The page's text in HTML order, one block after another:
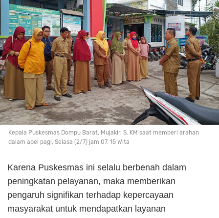
Kepala Puskesmas Dompu Barat, Mujakir, S. KM saat memberi arahan
dalam apel pagi, Selasa (2/7) jam 07. 15 Wita
Karena Puskesmas ini selalu berbenah dalam
peningkatan pelayanan, maka memberikan
pengaruh signifikan terhadap kepercayaan
masyarakat untuk mendapatkan layanan